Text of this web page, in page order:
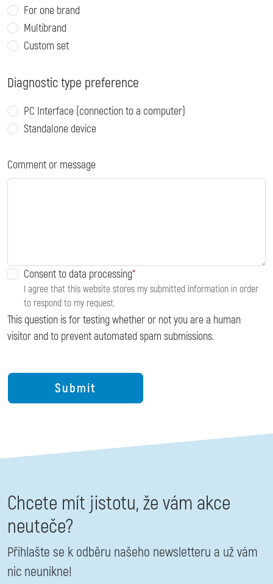
For one brand
Multibrand
Custom set
Diagnostic type preference
PC Interface (connection to a computer)
Standalone device
Comment or message
Consent to data processing
I agree that this website stores my submitted information in order
to respond to my request.
This question is for testing whether or not you are a human
visitor and to prevent automated spam submissions.
Chcete mít jistotu, že vám akce
neuteče?
Přihlašte se k odběru našeho newsletteru a už vám
nic neunikne!